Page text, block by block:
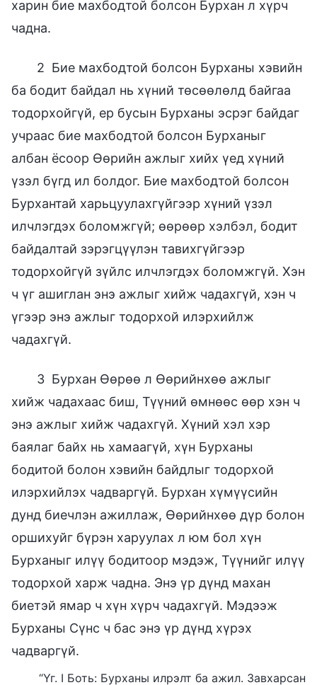
харин бие махбодтой болсон Бурхан л хүрч
чадна.
2 Бие махбодтой болсон Бурханы хэвийн
ба бодит байдал нь хүний төсөөлөлд байгаа
тодорхойгүй, ер бусын Бурханы эсрэг байдаг
учраас бие махбодтой болсон Бурханыг
албан ёсоор Өөрийн ажлыг хийх үед хүний
үзэл бүгд ил болдог. Бие махбодтой болсон
Бурхантай харьцуулахгүйгээр хүний үзэл
илчлэгдэх боломжгүй; өөрөөр хэлбэл, бодит
байдалтай зэрэгцүүлэн тавихгүйгээр
тодорхойгүй зүйлс илчлэгдэх боломжгүй. Хэн
ч үг ашиглан энэ ажлыг хийж чадахгүй, хэн ч
үгээр энэ ажлыг тодорхой илэрхийлж
чадахгүй.
3 Бурхан Өөрөө л Өөрийнхөө ажлыг
хийж чадахаас биш, Түүний өмнөөс өөр хэн ч
энэ ажлыг хийж чадахгүй. Хүний хэл хэр
баялаг байх нь хамаагүй, хүн Бурханы
бодитой болон хэвийн байдлыг тодорхой
илэрхийлэх чадваргүй. Бурхан хүмүүсийн
дунд биечлэн ажиллаж, Өөрийнхөө дүр болон
оршихуйг бүрэн харуулах л юм бол хүн
Бурханыг илүү бодитоор мэдэж, Түүнийг илүү
тодорхой харж чадна. Энэ үр дүнд махан
биетэй ямар ч хүн хүрч чадахгүй. Мэдээж
Бурханы Сүнс ч бас энэ үр дүнд хүрэх
чадваргүй.
“Үг. I Боть: Бурханы илрэлт ба ажил. Завхарсан